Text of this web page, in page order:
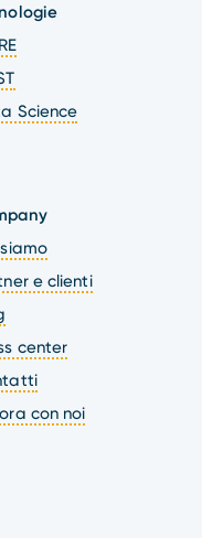
Science
e clienti
center
con noi